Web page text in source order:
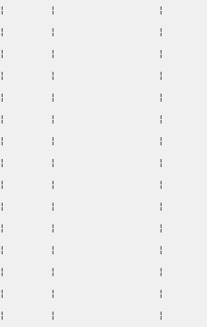
¦       ¦                ¦
¦       ¦                ¦
¦       ¦                ¦
¦       ¦                ¦
¦       ¦                ¦
¦       ¦                ¦
¦       ¦                ¦
¦       ¦                ¦
¦       ¦                ¦
¦       ¦                ¦
¦       ¦                ¦
¦       ¦                ¦
¦       ¦                ¦
¦       ¦                ¦
¦       ¦                ¦